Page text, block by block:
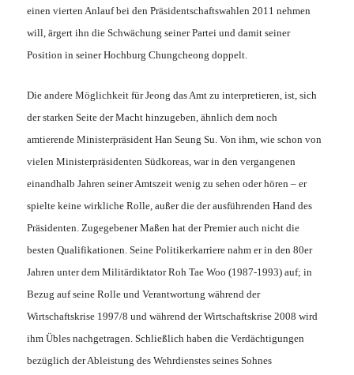
einen vierten Anlauf bei den Präsidentschaftswahlen 2011 nehmen
will, ärgert ihn die Schwächung seiner Partei und damit seiner
Position in seiner Hochburg Chungcheong doppelt.
Die andere Möglichkeit für Jeong das Amt zu interpretieren, ist, sich
der starken Seite der Macht hinzugeben, ähnlich dem noch
amtierende Ministerpräsident Han Seung Su. Von ihm, wie schon von
vielen Ministerpräsidenten Südkoreas, war in den vergangenen
einandhalb Jahren seiner Amtszeit wenig zu sehen oder hören – er
spielte keine wirkliche Rolle, außer die der ausführenden Hand des
Präsidenten. Zugegebener Maßen hat der Premier auch nicht die
besten Qualifikationen. Seine Politikerkarriere nahm er in den 80er
Jahren unter dem Militärdiktator Roh Tae Woo (1987-1993) auf; in
Bezug auf seine Rolle und Verantwortung während der
Wirtschaftskrise 1997/8 und während der Wirtschaftskrise 2008 wird
ihm Übles nachgetragen. Schließlich haben die Verdächtigungen
bezüglich der Ableistung des Wehrdienstes seines Sohnes